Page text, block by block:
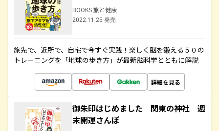
BOOKS 旅と健康
2022.11.25 発売
旅先で、近所で、自宅で今すぐ実践！楽しく脳を鍛える５０の
トレーニングを「地球の歩き方」が最新脳科学とともに解説
詳細を見る
御朱印はじめました 関東の神社 週
末開運さんぽ